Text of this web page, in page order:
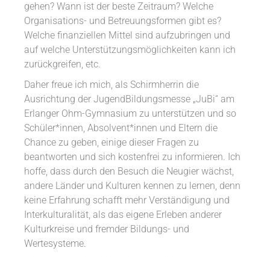
gehen? Wann ist der beste Zeitraum? Welche
Organisations- und Betreuungsformen gibt es?
Welche finanziellen Mittel sind aufzubringen und
auf welche Unterstützungsmöglichkeiten kann ich
zurückgreifen, etc.
Daher freue ich mich, als Schirmherrin die
Ausrichtung der JugendBildungsmesse „JuBi“ am
Erlanger Ohm-Gymnasium zu unterstützen und so
Schüler*innen, Absolvent*innen und Eltern die
Chance zu geben, einige dieser Fragen zu
beantworten und sich kostenfrei zu informieren. Ich
hoffe, dass durch den Besuch die Neugier wächst,
andere Länder und Kulturen kennen zu lernen, denn
keine Erfahrung schafft mehr Verständigung und
Interkulturalität, als das eigene Erleben anderer
Kulturkreise und fremder Bildungs- und
Wertesysteme.